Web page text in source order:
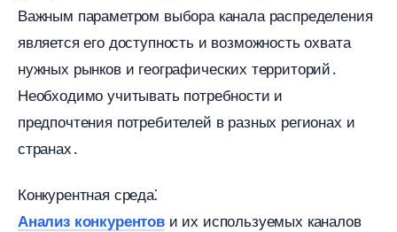
ажным параметром выбора канала распределения
является его доступность и возможность охвата
нужных рынков и географических территорий․
Необходимо учитывать потребности и
предпочтения потребителей в разных регионах и
странах․
Конкурентная среда⁚
Анализ конкурентои их используемых канало